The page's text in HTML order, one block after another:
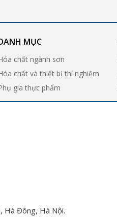
MỤC
chất ngành sơn
chất và thiết bị thí nghiệm
gia thực phẩm
Hà Đông, Hà Nội.